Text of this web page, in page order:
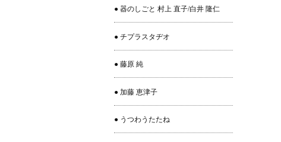
● 器のしごと 村上 直子/白井 隆仁
● チプラスタヂオ
● 藤原 純
● 加藤 恵津子
● うつわうたたね